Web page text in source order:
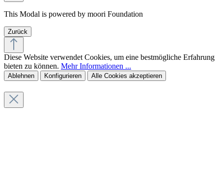
This Modal is powered by moori Foundation
Zurück
Diese Website verwendet Cookies, um eine bestmögliche Erfahrung
bieten zu können. Mehr Informationen ...
Ablehnen Konfigurieren Alle Cookies akzeptieren